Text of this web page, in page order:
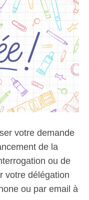
votre demande
de la
ou de
votre délégation
ou par email à